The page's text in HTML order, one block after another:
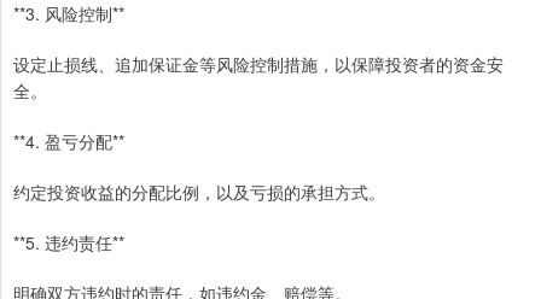
**3. 风险控制**
设定止损线、追加保证金等风险控制措施，以保障投资者的资金安
全。
**4. 盈亏分配**
约定投资收益的分配比例，以及亏损的承担方式。
**5. 违约责任**
明确双方违约时的责任，如违约金、赔偿等。